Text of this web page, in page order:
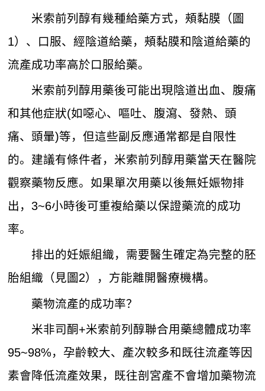
米索前列醇有幾種給藥方式，頰黏膜（圖
1）、口服、經陰道給藥，頰黏膜和陰道給藥的
流產成功率高於口服給藥。
米索前列醇用藥後可能出現陰道出血、腹痛
和其他症狀(如噁心、嘔吐、腹瀉、發熱、頭
痛、頭暈)等，但這些副反應通常都是自限性
的。建議有條件者，米索前列醇用藥當天在醫院
觀察藥物反應。如果單次用藥以後無妊娠物排
出，3~6小時後可重複給藥以保證藥流的成功
率。
排出的妊娠組織，需要醫生確定為完整的胚
胎組織（見圖2），方能離開醫療機構。
藥物流產的成功率？
米非司酮+米索前列醇聯合用藥總體成功率
95~98%，孕齡較大、產次較多和既往流產等因
素會降低流產效果，既往剖宮產不會增加藥物流